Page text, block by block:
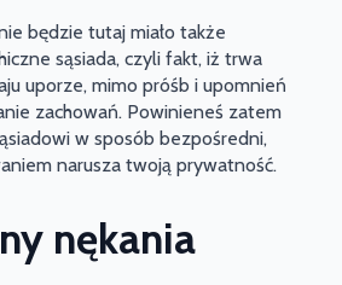
będzie tutaj miało także
sąsiada, czyli fakt, iż trwa
uporze, mimo próśb i upomnień
zachowań. Powinieneś zatem
w sposób bezpośredni,
narusza twoją prywatność.
nękania